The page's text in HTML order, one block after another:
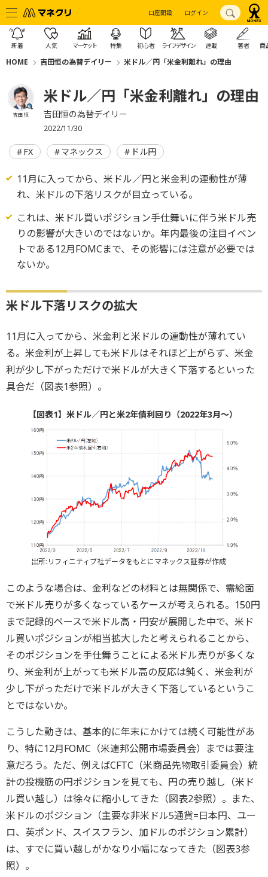
口座開設 ログイン
新着 人気 マーケット 特集 初心者 ライフデザイン 連載 著者 商
HOME 吉田恒の為替デイリー 米ドル／円「米金利離れ」の理由
吉田 恒
米ドル／円「米金利離れ」の理由
吉田恒の為替デイリー
2022/11/30
FX マネックス ドル円
11月に入ってから、米ドル／円と米金利の連動性が薄
れ、米ドルの下落リスクが目立っている。
これは、米ドル買いポジション手仕舞いに伴う米ドル売
りの影響が大きいのではないか。年内最後の注目イベン
トである12月FOMCまで、その影響には注意が必要では
ないか。
米ドル下落リスクの拡大
11月に入ってから、米金利と米ドルの連動性が薄れてい
る。米金利が上昇しても米ドルはそれほど上がらず、米金
利が少し下がっただけで米ドルが大きく下落するといった
具合だ（図表1参照）。
【図表1】米ドル／円と米2年債利回り（2022年3月～）
出所:リフィニティブ社データをもとにマネックス証券が作成
このような場合は、金利などの材料とは無関係で、需給面
で米ドル売りが多くなっているケースが考えられる。150円
まで記録的ペースで米ドル高・円安が展開した中で、米ド
ル買いポジションが相当拡大したと考えられることから、
そのポジションを手仕舞うことによる米ドル売りが多くな
り、米金利が上がっても米ドル高の反応は鈍く、米金利が
少し下がっただけで米ドルが大きく下落しているというこ
とではないか。
こうした動きは、基本的に年末にかけては続く可能性があ
り、特に12月FOMC（米連邦公開市場委員会）までは要注
意だろう。ただ、例えばCFTC（米商品先物取引委員会）統
計の投機筋の円ポジションを見ても、円の売り越し（米ド
ル買い越し）は徐々に縮小してきた（図表2参照）。また、
米ドルのポジション（主要な非米ドル5通貨=日本円、ユー
ロ、英ポンド、スイスフラン、加ドルのポジション累計）
は、すでに買い越しがかなり小幅になってきた（図表3参
照）。